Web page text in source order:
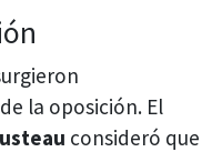
la oposición. El
consideró que